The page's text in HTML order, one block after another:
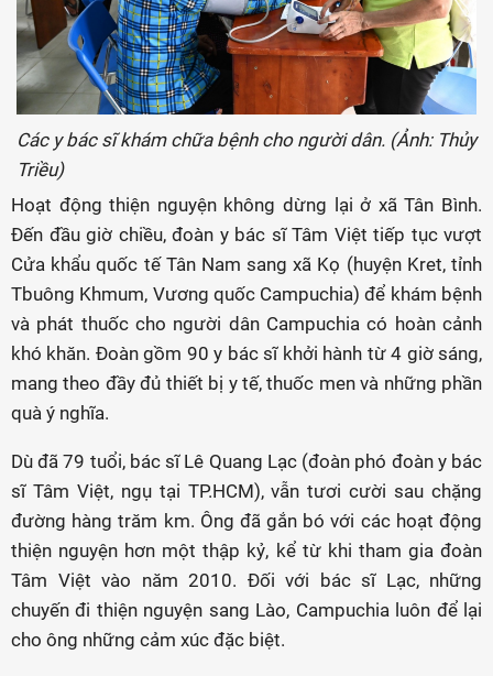
Các y bác sĩ khám chữa bệnh cho người dân. (Ảnh: Thủy
Triều)
Hoạt động thiện nguyện không dừng lại ở xã Tân Bình.
Đến đầu giờ chiều, đoàn y bác sĩ Tâm Việt tiếp tục vượt
Cửa khẩu quốc tế Tân Nam sang xã Kọ (huyện Kret, tỉnh
Tbuông Khmum, Vương quốc Campuchia) để khám bệnh
và phát thuốc cho người dân Campuchia có hoàn cảnh
khó khăn. Đoàn gồm 90 y bác sĩ khởi hành từ 4 giờ sáng,
mang theo đầy đủ thiết bị y tế, thuốc men và những phần
quà ý nghĩa.
Dù đã 79 tuổi, bác sĩ Lê Quang Lạc (đoàn phó đoàn y bác
sĩ Tâm Việt, ngụ tại TP.HCM), vẫn tươi cười sau chặng
đường hàng trăm km. Ông đã gắn bó với các hoạt động
thiện nguyện hơn một thập kỷ, kể từ khi tham gia đoàn
Tâm Việt vào năm 2010. Đối với bác sĩ Lạc, những
chuyến đi thiện nguyện sang Lào, Campuchia luôn để lại
cho ông những cảm xúc đặc biệt.